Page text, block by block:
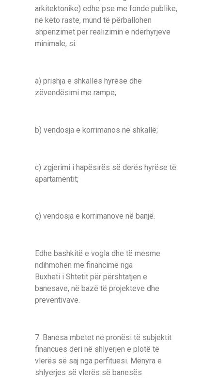
arkitektonike) edhe pse me fonde publike,
në këto raste, mund të përballohen
shpenzimet për realizimin e ndërhyrjeve
minimale, si:
a) prishja e shkallës hyrëse dhe
zëvendësimi me rampe;
b) vendosja e korrimanos në shkallë;
c) zgjerimi і hapësirës së derës hyrëse të
apartamentit;
ç) vendosja e korrimanove në banjë.
Edhe bashkitë e vogla dhe të mesme
ndihmohen me financime nga
Buxheti і Shtetit për përshtatjen e
banesave, në bazë të projekteve dhe
preventivave.
7. Banesa mbetet në pronësi të subjektit
financues deri në shlyerjen e plotë të
vlerës së saj nga përfituesi. Mënyra e
shlyerjes së vlerës së banesës